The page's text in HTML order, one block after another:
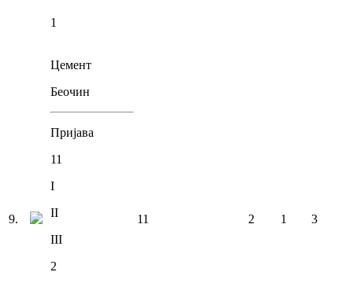
1
9.
Цемент
Беочин
Пријава
11
I
II
III
2
11 2 1 3